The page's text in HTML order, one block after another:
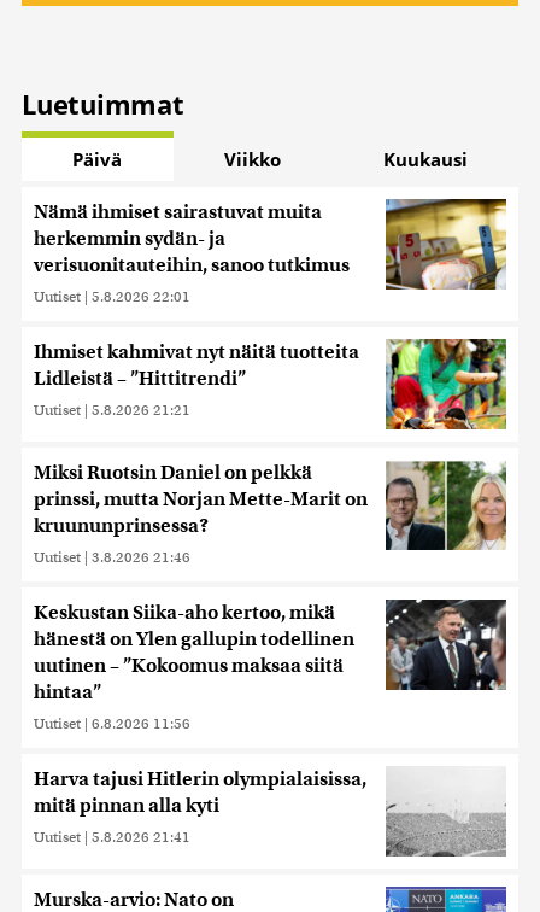
Luetuimmat
Päivä Viikko Kuukausi
Nämä ihmiset sairastuvat muita
herkemmin sydän- ja
verisuonitauteihin, sanoo tutkimus
Uutiset | 5.8.2026 22:01
Ihmiset kahmivat nyt näitä tuotteita
Lidleistä – ”Hittitrendi”
Uutiset | 5.8.2026 21:21
Miksi Ruotsin Daniel on pelkkä
prinssi, mutta Norjan Mette-Marit on
kruununprinsessa?
Uutiset | 3.8.2026 21:46
Keskustan Siika-aho kertoo, mikä
hänestä on Ylen gallupin todellinen
uutinen – ”Kokoomus maksaa siitä
hintaa”
Uutiset | 6.8.2026 11:56
Harva tajusi Hitlerin olympialaisissa,
mitä pinnan alla kyti
Uutiset | 5.8.2026 21:41
Murska-arvio: Nato on